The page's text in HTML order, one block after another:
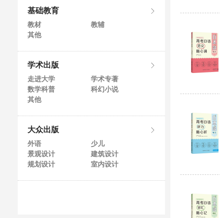
基础教育
教材
教辅
其他
学术出版
走进大学
学术专著
数学科普
科幻小说
其他
大众出版
外语
少儿
景观设计
建筑设计
规划设计
室内设计